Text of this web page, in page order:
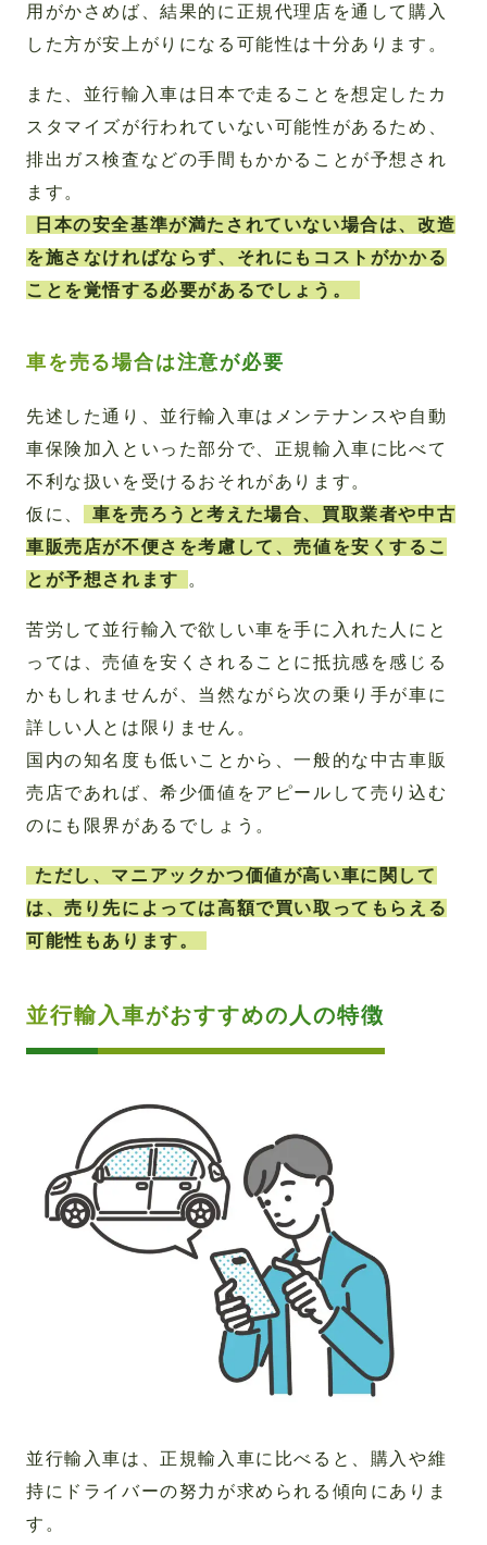
用がかさめば、結果的に正規代理店を通して購入
した方が安上がりになる可能性は十分あります。
また、並行輸入車は日本で走ることを想定したカ
スタマイズが行われていない可能性があるため、
排出ガス検査などの手間もかかることが予想され
ます。
日本の安全基準が満たされていない場合は、改造
を施さなければならず、それにもコストがかかる
ことを覚悟する必要があるでしょう。
車を売る場合は注意が必要
先述した通り、並行輸入車はメンテナンスや自動
車保険加入といった部分で、正規輸入車に比べて
不利な扱いを受けるおそれがあります。
仮に、
車を売ろうと考えた場合、買取業者や中古
車販売店が不便さを考慮して、売値を安くするこ
とが予想されます
。
苦労して並行輸入で欲しい車を手に入れた人にと
っては、売値を安くされることに抵抗感を感じる
かもしれませんが、当然ながら次の乗り手が車に
詳しい人とは限りません。
国内の知名度も低いことから、一般的な中古車販
売店であれば、希少価値をアピールして売り込む
のにも限界があるでしょう。
ただし、マニアックかつ価値が高い車に関して
は、売り先によっては高額で買い取ってもらえる
可能性もあります。
並行輸入車がおすすめの人の特徴
並行輸入車は、正規輸入車に比べると、購入や維
持にドライバーの努力が求められる傾向にありま
す。